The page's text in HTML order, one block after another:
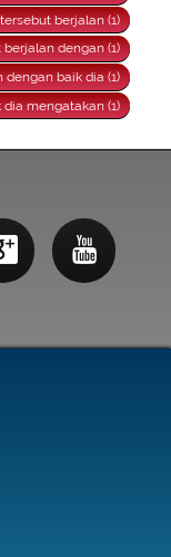
berjalan (1)
dengan (1)
dengan baik dia (1)
mengatakan (1)